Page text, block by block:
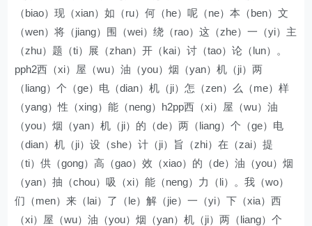
（biao）现（xian）如（ru）何（he）呢（ne）本（ben）文
（wen）将（jiang）围（wei）绕（rao）这（zhe）一（yi）主
（zhu）题（ti）展（zhan）开（kai）讨（tao）论（lun）。
pph2西（xi）屋（wu）油（you）烟（yan）机（ji）两
（liang）个（ge）电（dian）机（ji）怎（zen）么（me）样
（yang）性（xing）能（neng）h2pp西（xi）屋（wu）油
（you）烟（yan）机（ji）的（de）两（liang）个（ge）电
（dian）机（ji）设（she）计（ji）旨（zhi）在（zai）提
（ti）供（gong）高（gao）效（xiao）的（de）油（you）烟
（yan）抽（chou）吸（xi）能（neng）力（li）。我（wo）
们（men）来（lai）了（le）解（jie）一（yi）下（xia）西
（xi）屋（wu）油（you）烟（yan）机（ji）两（liang）个